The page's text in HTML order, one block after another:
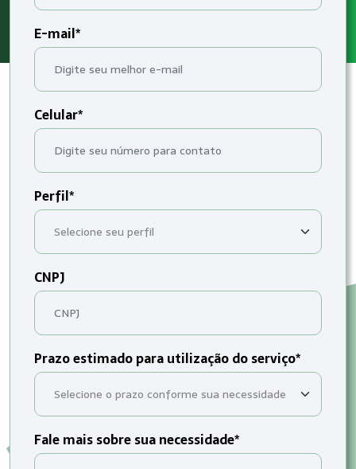
E-mail*
Celular*
Perfil*
CNPJ
Prazo estimado para utilização do serviço*
Fale mais sobre sua necessidade*